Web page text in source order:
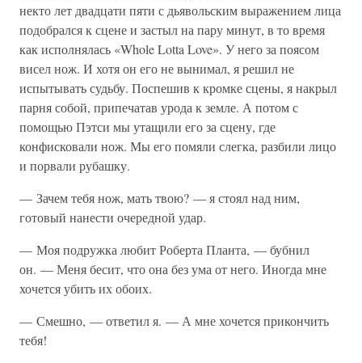
некто лет двадцати пяти с дьявольским выражением лица
подобрался к сцене и застыл на пару минут, в то время
как исполнялась «Whole Lotta Love». У него за поясом
висел нож. И хотя он его не вынимал, я решил не
испытывать судьбу. Поспешив к кромке сцены, я накрыл
парня собой, припечатав урода к земле. А потом с
помощью Пэтси мы утащили его за сцену, где
конфисковали нож. Мы его помяли слегка, разбили лицо
и порвали рубашку.
— Зачем тебя нож, мать твою? — я стоял над ним,
готовый нанести очередной удар.
— Моя подружка любит Роберта Планта, — бубнил
он. — Меня бесит, что она без ума от него. Иногда мне
хочется убить их обоих.
— Смешно, — ответил я. — А мне хочется прикончить
тебя!